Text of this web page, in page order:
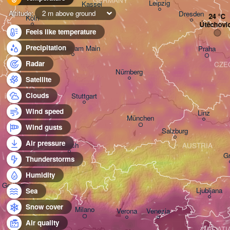
Altitude:
2 m above ground
Feels like temperature
Precipitation
Radar
Satellite
Clouds
Wind speed
Wind gusts
Air pressure
Thunderstorms
Humidity
Sea
Snow cover
Air quality
Köln
Frankfurt am Main
Nürnberg
Kassel
Milano
Torino
Stuttgart
Genève
Verona
Zürich
SWITZERLAND
Praha
Leipzig
Dresden
München
Linz
Venezia
Ljubljana
Salzburg
AUSTRIA